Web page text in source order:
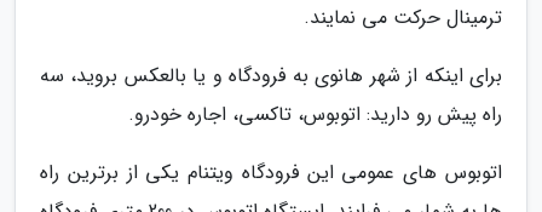
ترمینال حرکت می نمایند.
برای اینکه از شهر هانوی به فرودگاه و یا بالعکس بروید، سه
راه پیش رو دارید: اتوبوس، تاکسی، اجاره خودرو.
اتوبوس های عمومی این فرودگاه ویتنام یکی از برترین راه